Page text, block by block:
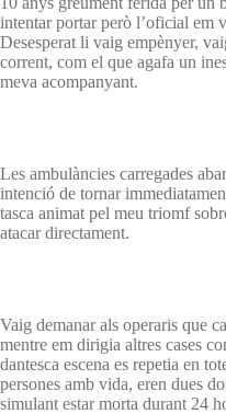
intentar portar però l’oficial em
Desesperat li vaig empènyer,
corrent, com el que agafa un
meva acompanyant.
Les ambulàncies carregades
intenció de tornar
tasca animat pel meu triomf
atacar directament.
Vaig demanar als operaris que
mentre em dirigia altres cases
dantesca escena es repetia en
persones amb vida, eren dues
simulant estar morta durant 24